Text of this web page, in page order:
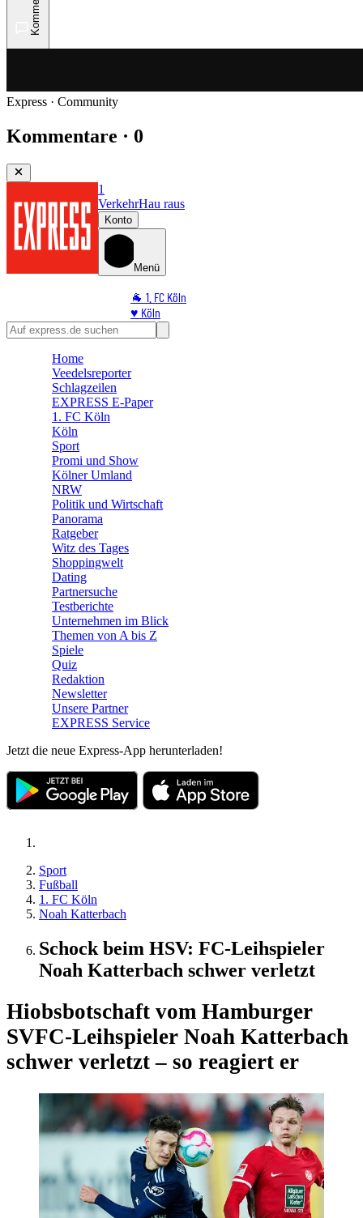
Express · Community
Kommentare · 0
1
VerkehrHau raus
Konto
Menü
🐐 1. FC Köln
♥️ Köln
⭐ Promi
🛒 Shoppingwelt
Home
Veedelsreporter
Schlagzeilen
EXPRESS E-Paper
1. FC Köln
Köln
Sport
Promi und Show
Kölner Umland
NRW
Politik und Wirtschaft
Panorama
Ratgeber
Witz des Tages
Shoppingwelt
Dating
Partnersuche
Testberichte
Unternehmen im Blick
Themen von A bis Z
Spiele
Quiz
Redaktion
Newsletter
Unsere Partner
EXPRESS Service
Jetzt die neue Express-App herunterladen!
Sport
Fußball
1. FC Köln
Noah Katterbach
Schock beim HSV: FC-Leihspieler
Noah Katterbach schwer verletzt
Hiobsbotschaft vom Hamburger
SVFC-Leihspieler Noah Katterbach
schwer verletzt – so reagiert er